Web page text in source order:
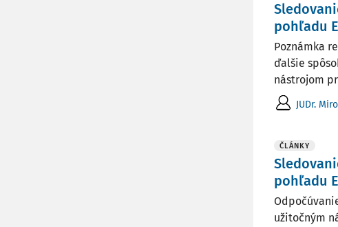
pohľadu
Poznámka
ďalšie
nástrojom
JUDr.
ČLÁNKY
pohľadu
užitočným